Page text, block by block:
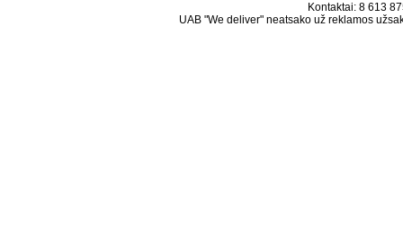
Kontaktai: 8 613
UAB "We deliver" neatsako už reklamos